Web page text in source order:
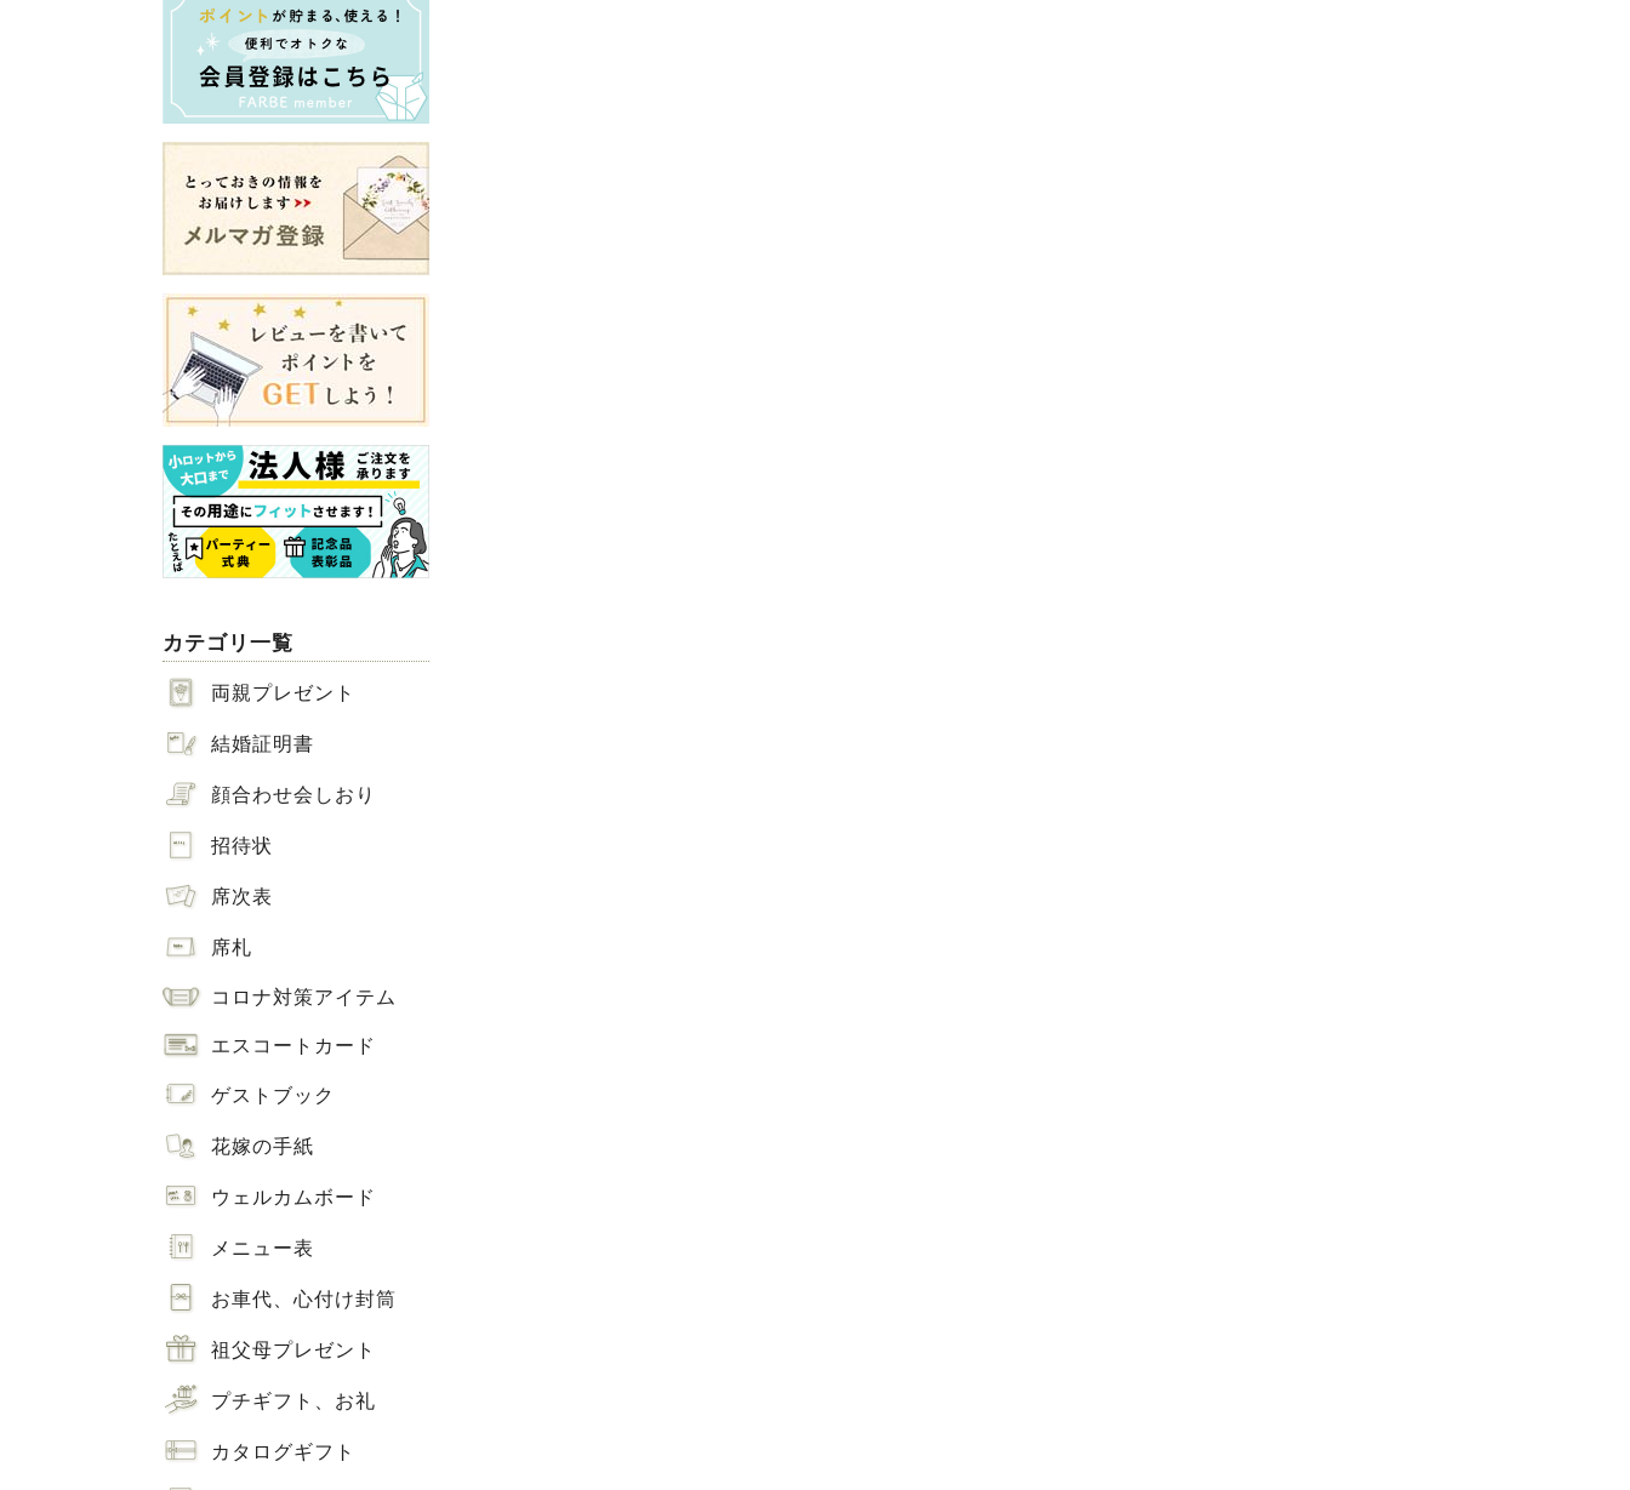
カテゴリ一覧
両親プレゼント
結婚証明書
顔合わせ会しおり
招待状
席次表
席札
コロナ対策アイテム
エスコートカード
ゲストブック
花嫁の手紙
ウェルカムボード
メニュー表
お車代、心付け封筒
祖父母プレゼント
プチギフト、お礼
カタログギフト